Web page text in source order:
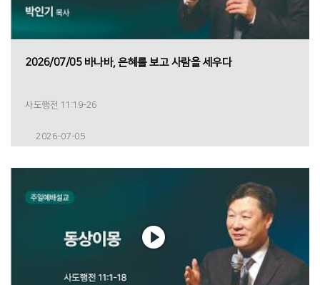
2026/07/05 바나바, 은혜를 보고 사람을 세우다
사도행전 11:19-26
2026-07-05